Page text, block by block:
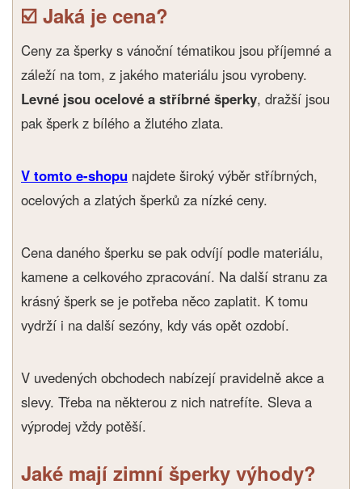
☑️ Jaká je cena?
Ceny za šperky s vánoční tématikou jsou příjemné a
záleží na tom, z jakého materiálu jsou vyrobeny.
Levné jsou ocelové a stříbrné šperky, dražší jsou
pak šperk z bílého a žlutého zlata.
V tomto e-shopu najdete široký výběr stříbrných,
ocelových a zlatých šperků za nízké ceny.
Cena daného šperku se pak odvíjí podle materiálu,
kamene a celkového zpracování. Na další stranu za
krásný šperk se je potřeba něco zaplatit. K tomu
vydrží i na další sezóny, kdy vás opět ozdobí.
V uvedených obchodech nabízejí pravidelně akce a
slevy. Třeba na některou z nich natrefíte. Sleva a
výprodej vždy potěší.
Jaké mají zimní šperky výhody?